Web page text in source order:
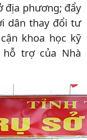
địa phương; đẩy
dân thay đổi tư
khoa học kỹ
trợ của Nhà